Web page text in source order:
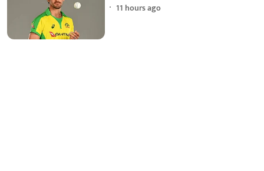
11 hours ago